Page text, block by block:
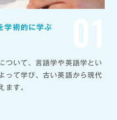
学術的に学ぶ
ついて、言語学や英語学とい
って学び、古い英語から現代
ます。